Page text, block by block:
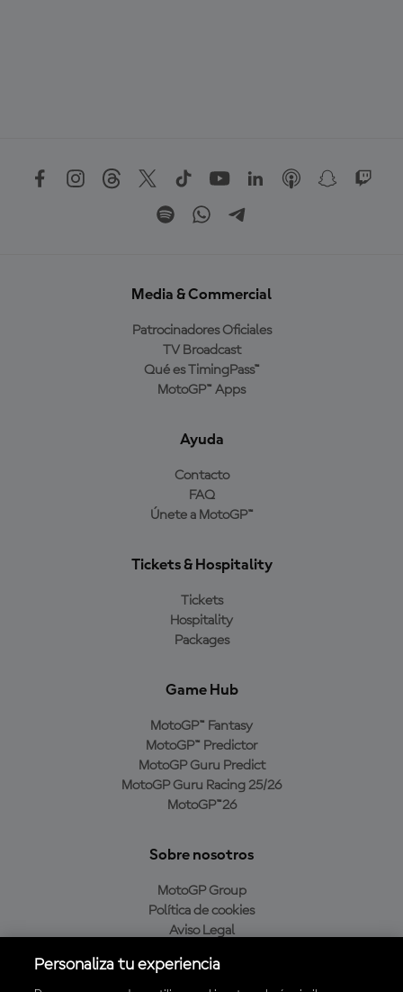
Media & Commercial
Patrocinadores Oficiales
TV Broadcast
Qué es TimingPass™
MotoGP™ Apps
Ayuda
Contacto
FAQ
Únete a MotoGP™
Tickets & Hospitality
Tickets
Hospitality
Packages
Game Hub
MotoGP™ Fantasy
MotoGP™ Predictor
MotoGP Guru Predict
MotoGP Guru Racing 25/26
MotoGP™26
Sobre nosotros
MotoGP Group
Política de cookies
Aviso Legal
Política de compra
Personaliza tu experiencia